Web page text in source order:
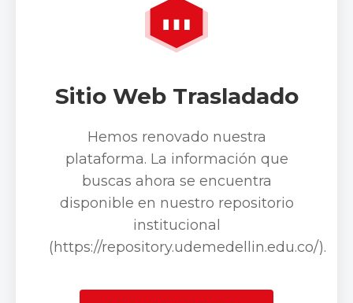
Sitio Web Trasladado
Hemos renovado nuestra
plataforma. La información que
buscas ahora se encuentra
disponible en nuestro repositorio
institucional
(https://repository.udemedellin.edu.co/).